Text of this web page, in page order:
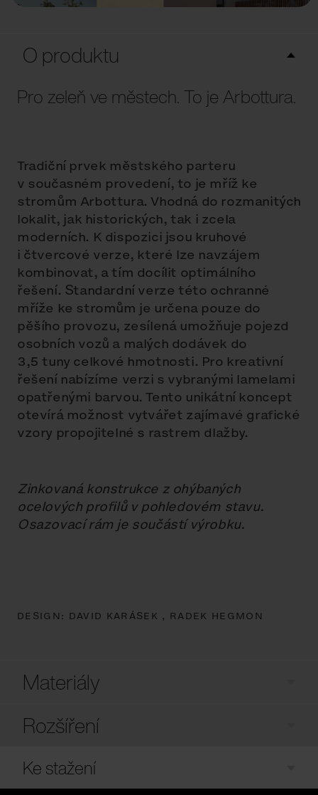
O produktu
Pro zeleň ve městech. To je Arbottura.
Tradiční prvek městského parteru
v současném provedení, to je mříž ke
stromům Arbottura. Vhodná do rozmanitých
lokalit, jak historických, tak i zcela
moderních. K dispozici jsou kruhové
i čtvercové verze, které lze navzájem
kombinovat, a tím docílit optimálního
řešení. Standardní verze této ochranné
mříže ke stromům je určena pouze do
pěšího provozu, zesílená umožňuje pojezd
osobních vozů a malých dodávek do
3,5 tuny celkové hmotnosti. Pro kreativní
řešení nabízíme verzi s vybranými lamelami
opatřenými barvou. Tento unikátní koncept
otevírá možnost vytvářet zajímavé grafické
vzory propojitelné s rastrem dlažby.
Zinkovaná konstrukce z ohýbaných
ocelových profilů v pohledovém stavu.
Osazovací rám je součástí výrobku.
DESIGN: DAVID KARÁSEK , RADEK HEGMON
Materiály
Rozšíření
Ke stažení